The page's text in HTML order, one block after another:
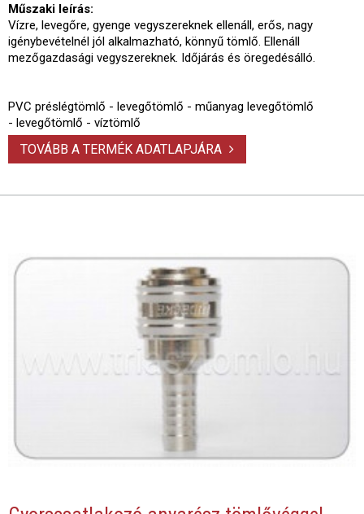
Műszaki leírás:
Vízre, levegőre, gyenge vegyszereknek ellenáll, erős, nagy
igénybevételnél jól alkalmazható, könnyű tömlő. Ellenáll
mezőgazdasági vegyszereknek. Időjárás és öregedésálló.
PVC préslégtömlő - levegőtömlő - műanyag levegőtömlő
- levegőtömlő - víztömlő
TOVÁBB A TERMÉK ADATLAPJÁRA